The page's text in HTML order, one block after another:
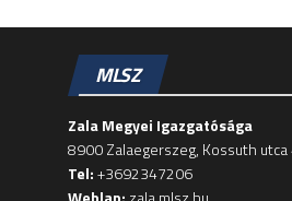
MLSZ
Zala Megyei Igazgatósága
8900 Zalaegerszeg, Kossuth
Tel:+3692347206